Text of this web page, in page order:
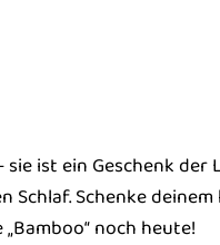
ist ein Geschenk der
Schenke
noch heute!